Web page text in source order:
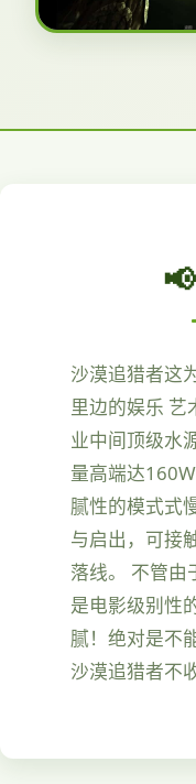
沙漠追猎者这
里边的娱乐 艺
业中间顶级水
量高端达
腻性的模式式
与启出，可接
落线。 不管由
是电影级别性
腻！绝对是不
沙漠追猎者不